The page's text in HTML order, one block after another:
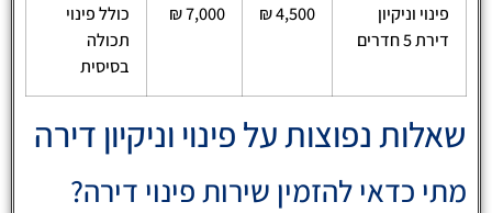
פינוי וניקיון
דירת 5 חדרים
4,500 ₪
7,000 ₪
כולל פינוי
תכולה
בסיסית
שאלות נפוצות על פינוי וניקיון דירה
מתי כדאי להזמין שירות פינוי דירה?